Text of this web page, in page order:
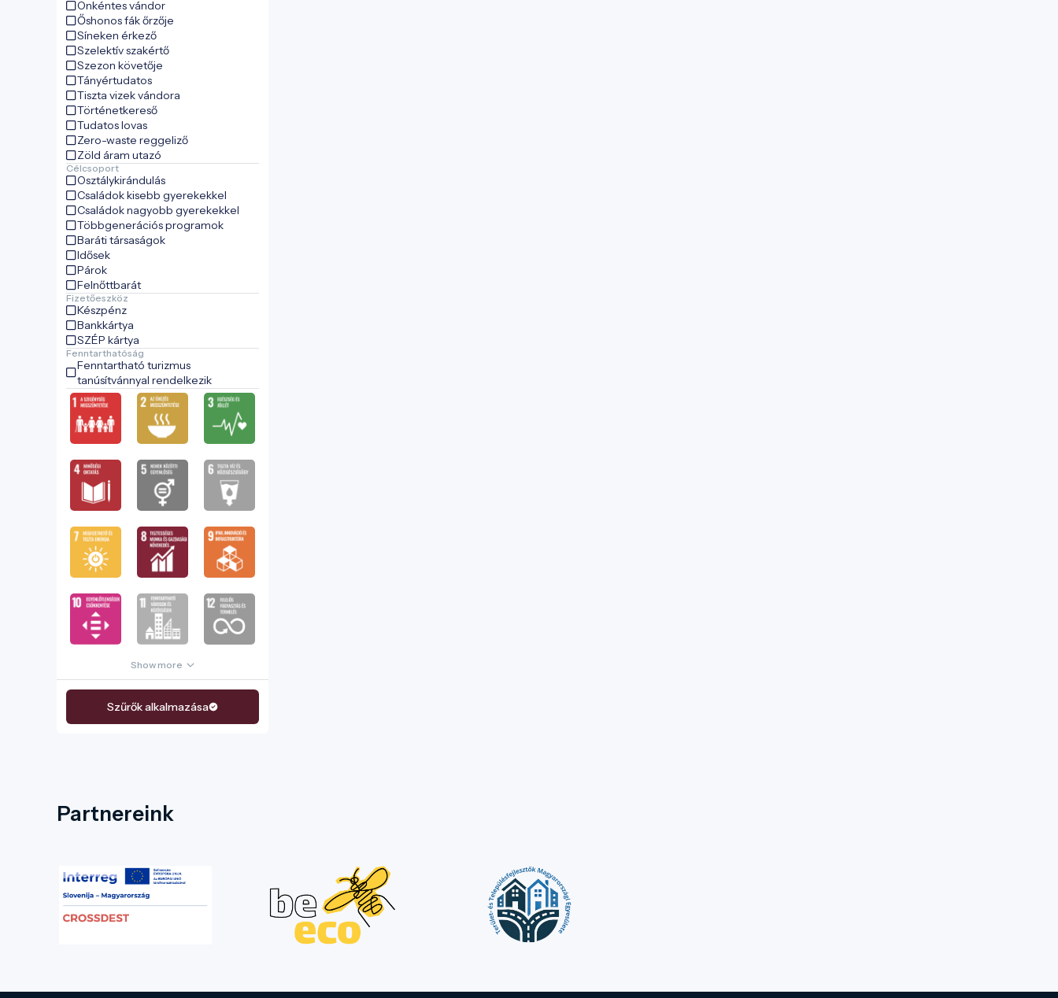
Önkéntes vándor
Őshonos fák őrzője
Síneken érkező
Szelektív szakértő
Szezon követője
Tányértudatos
Tiszta vizek vándora
Történetkereső
Tudatos lovas
Zero-waste reggeliző
Zöld áram utazó
Célcsoport
Osztálykirándulás
Családok kisebb gyerekekkel
Családok nagyobb gyerekekkel
Többgenerációs programok
Baráti társaságok
Idősek
Párok
Felnőttbarát
Fizetőeszköz
Készpénz
Bankkártya
SZÉP kártya
Fenntarthatóság
Fenntartható turizmus
tanúsítvánnyal rendelkezik
Show more
Szűrők alkalmazása
Partnereink